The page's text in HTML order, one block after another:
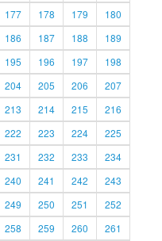
177 178 179
180
186 187 188
189
195 196 197
198
204 205 206
207
213 214 215
216
222 223 224
225
231 232 233
234
240 241 242
243
249 250 251
252
258 259 260
261